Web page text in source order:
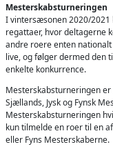
Mesterskabsturneringen
I vintersæsonen 2020/
regattaer, hvor deltagerne
andre roere enten
live, og følger dermed den
enkelte konkurrence.
Mesterskabsturneringen
Sjællands, Jysk og Fynsk
Mesterskabsturneringen
kun tilmelde en roer til en
eller Fyns Mesterskaberne.